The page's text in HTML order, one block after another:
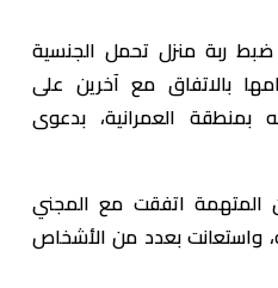
ربة منزل تحمل الجنسية
بالاتفاق مع آخرين على
العمرانية، بدعوى
المتهمة اتفقت مع المجني
واستعانت بعدد من الأشخاص